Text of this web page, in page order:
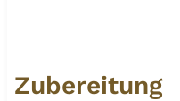
Zubereitung